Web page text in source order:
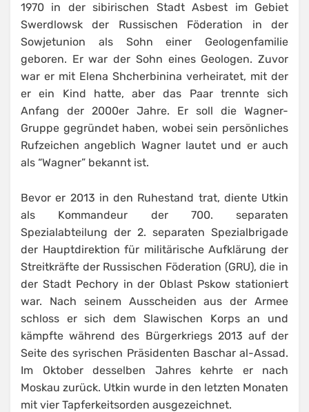
1970 in der sibirischen Stadt Asbest im Gebiet
Swerdlowsk der Russischen Föderation in der
Sowjetunion als Sohn einer Geologenfamilie
geboren. Er war der Sohn eines Geologen. Zuvor
war er mit Elena Shcherbinina verheiratet, mit der
er ein Kind hatte, aber das Paar trennte sich
Anfang der 2000er Jahre. Er soll die Wagner-
Gruppe gegründet haben, wobei sein persönliches
Rufzeichen angeblich Wagner lautet und er auch
als “Wagner” bekannt ist.
Bevor er 2013 in den Ruhestand trat, diente Utkin
als Kommandeur der 700. separaten
Spezialabteilung der 2. separaten Spezialbrigade
der Hauptdirektion für militärische Aufklärung der
Streitkräfte der Russischen Föderation (GRU), die in
der Stadt Pechory in der Oblast Pskow stationiert
war. Nach seinem Ausscheiden aus der Armee
schloss er sich dem Slawischen Korps an und
kämpfte während des Bürgerkriegs 2013 auf der
Seite des syrischen Präsidenten Baschar al-Assad.
Im Oktober desselben Jahres kehrte er nach
Moskau zurück. Utkin wurde in den letzten Monaten
mit vier Tapferkeitsorden ausgezeichnet.